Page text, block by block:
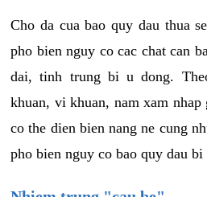
Cho da cua bao quy dau thua
pho bien nguy co cac chat can
dai, tinh trung bi u dong.
khuan, vi khuan, nam xam
co the dien bien nang ne cung
pho bien nguy co bao quy dau